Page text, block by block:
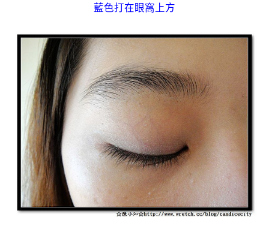
藍色打在眼窩上方